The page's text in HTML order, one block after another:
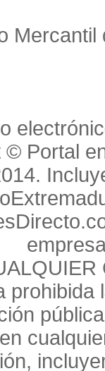
Mercantil
© Portal
prohibida